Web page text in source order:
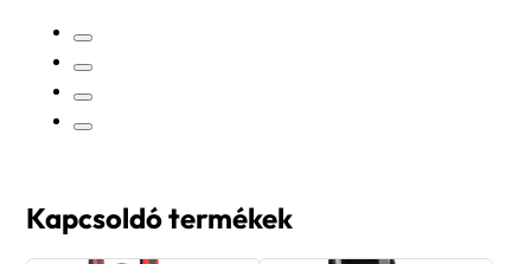
Kapcsoldó termékek